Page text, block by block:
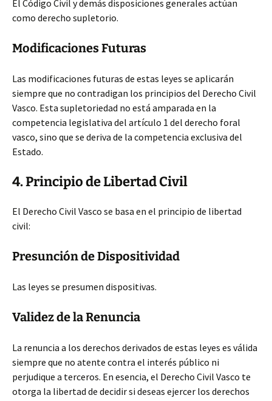
El Código Civil y demás disposiciones generales actúan
como derecho supletorio.
Modificaciones Futuras
Las modificaciones futuras de estas leyes se aplicarán
siempre que no contradigan los principios del Derecho Civil
Vasco. Esta supletoriedad no está amparada en la
competencia legislativa del artículo 1 del derecho foral
vasco, sino que se deriva de la competencia exclusiva del
Estado.
4. Principio de Libertad Civil
El Derecho Civil Vasco se basa en el principio de libertad
civil:
Presunción de Dispositividad
Las leyes se presumen dispositivas.
Validez de la Renuncia
La renuncia a los derechos derivados de estas leyes es válida
siempre que no atente contra el interés público ni
perjudique a terceros. En esencia, el Derecho Civil Vasco te
otorga la libertad de decidir si deseas ejercer los derechos